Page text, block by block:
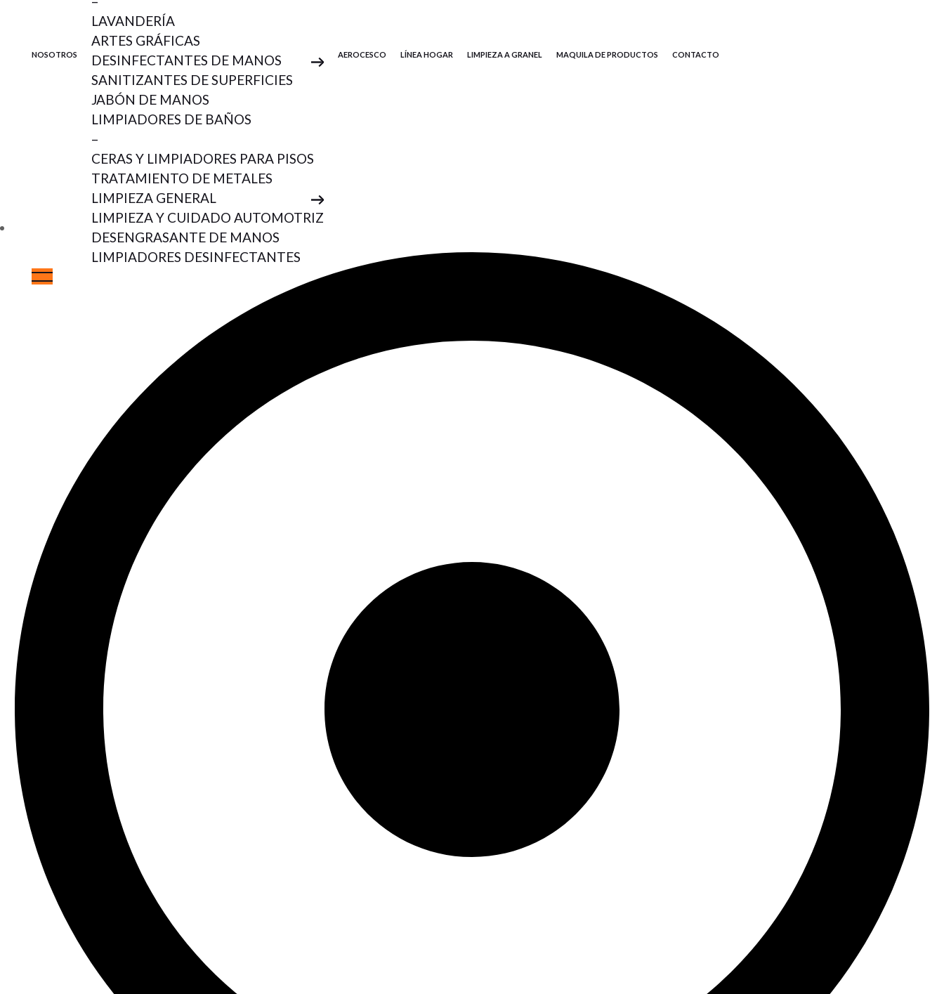
NOSOTROS
LAVANDERÍA
ARTES GRÁFICAS
DESINFECTANTES DE MANOS
SANITIZANTES DE SUPERFICIES
JABÓN DE MANOS
LIMPIADORES DE BAÑOS
–
CERAS Y LIMPIADORES PARA PISOS
TRATAMIENTO DE METALES
LIMPIEZA GENERAL
LIMPIEZA Y CUIDADO AUTOMOTRIZ
DESENGRASANTE DE MANOS
LIMPIADORES DESINFECTANTES
AEROCESCO LÍNEA HOGAR LIMPIEZA A GRANEL MAQUILA DE PRODUCTOS CONTACTO
JABÓN DE MANOS
CESCO 2200
Jabón líquido para manos